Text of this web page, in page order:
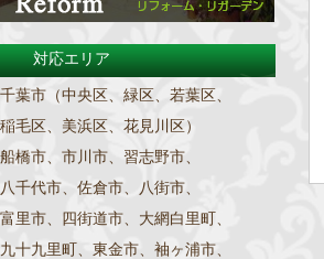
対応エリア
千葉市（中央区、緑区、若葉区、
稲毛区、美浜区、花見川区）
船橋市、市川市、習志野市、
八千代市、佐倉市、八街市、
富里市、四街道市、大網白里町、
九十九里町、東金市、袖ヶ浦市、